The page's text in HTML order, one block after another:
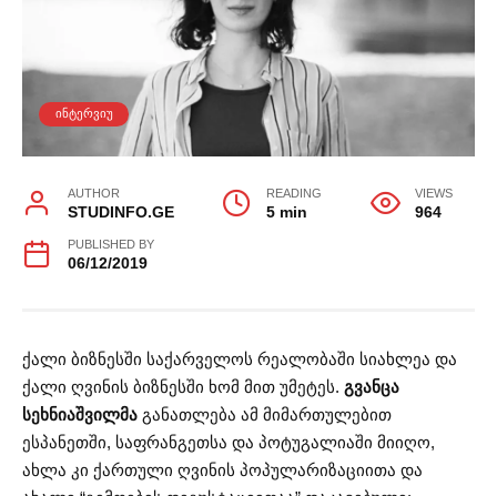
ᲘᲜᲢᲔᲠᲕᲘᲣ
AUTHOR
STUDINFO.GE
READING
5 min
VIEWS
964
PUBLISHED BY
06/12/2019
ქალი ბიზნესში საქარველოს რეალობაში სიახლეა და
ქალი ღვინის ბიზნესში ხომ მით უმეტეს. გვანცა
სეხნიაშვილმა განათლება ამ მიმართულებით
ესპანეთში, საფრანგეთსა და პოტუგალიაში მიიღო,
ახლა კი ქართული ღვინის პოპულარიზაციითა და